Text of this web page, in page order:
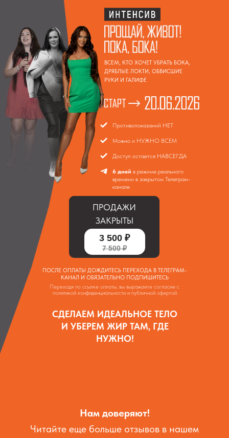
СДЕЛАЕМ ИДЕАЛЬНОЕ ТЕЛО
И УБЕРЕМ ЖИР ТАМ, ГДЕ
НУЖНО!
Переходя по ссылке оплаты, вы выражаете согласие с
политикой конфиденциальности и публичной офертой
ПОСЛЕ ОПЛАТЫ ДОЖДИТЕСЬ ПЕРЕХОДА В ТЕЛЕГРАМ-
КАНАЛ И ОБЯЗАТЕЛЬНО ПОДПИШИТЕСЬ
Противопоказаний НЕТ
Можно и НУЖНО ВСЕМ
Доступ остается НАВСЕГДА
6 дней в режиме реального
времени в закрытом Телеграм-
канале
ПРОДАЖИ
ЗАКРЫТЫ
7 500 ₽
3 500 ₽
ВСЕМ, КТО ХОЧЕТ УБРАТЬ БОКА,
ДРЯБЛЫЕ ЛОКТИ, ОБВИСШИЕ
РУКИ И ГАЛИФЕ
Нам доверяют!
Читайте еще больше отзывов в нашем